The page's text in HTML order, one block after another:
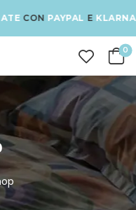
PAYPAL EKLARNA| USA
0